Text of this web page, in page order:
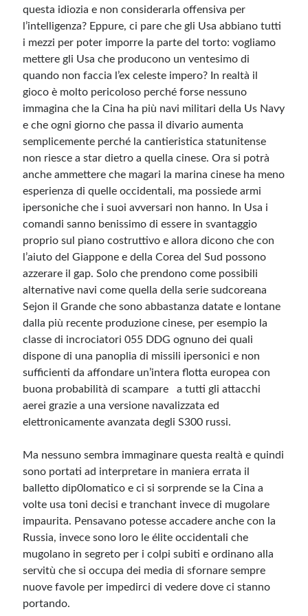
questa idiozia e non considerarla offensiva per
l’intelligenza? Eppure, ci pare che gli Usa abbiano tutti
i mezzi per poter imporre la parte del torto: vogliamo
mettere gli Usa che producono un ventesimo di
quando non faccia l’ex celeste impero? In realtà il
gioco è molto pericoloso perché forse nessuno
immagina che la Cina ha più navi militari della Us Navy
e che ogni giorno che passa il divario aumenta
semplicemente perché la cantieristica statunitense
non riesce a star dietro a quella cinese. Ora si potrà
anche ammettere che magari la marina cinese ha meno
esperienza di quelle occidentali, ma possiede armi
ipersoniche che i suoi avversari non hanno. In Usa i
comandi sanno benissimo di essere in svantaggio
proprio sul piano costruttivo e allora dicono che con
l’aiuto del Giappone e della Corea del Sud possono
azzerare il gap. Solo che prendono come possibili
alternative navi come quella della serie sudcoreana
Sejon il Grande che sono abbastanza datate e lontane
dalla più recente produzione cinese, per esempio la
classe di incrociatori 055 DDG ognuno dei quali
dispone di una panoplia di missili ipersonici e non
sufficienti da affondare un’intera flotta europea con
buona probabilità di scampare a tutti gli attacchi
aerei grazie a una versione navalizzata ed
elettronicamente avanzata degli S300 russi.
Ma nessuno sembra immaginare questa realtà e quindi
sono portati ad interpretare in maniera errata il
balletto dip0lomatico e ci si sorprende se la Cina a
volte usa toni decisi e tranchant invece di mugolare
impaurita. Pensavano potesse accadere anche con la
Russia, invece sono loro le élite occidentali che
mugolano in segreto per i colpi subiti e ordinano alla
servitù che si occupa dei media di sfornare sempre
nuove favole per impedirci di vedere dove ci stanno
portando.